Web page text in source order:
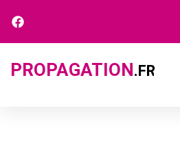
PROPAGATION.FR